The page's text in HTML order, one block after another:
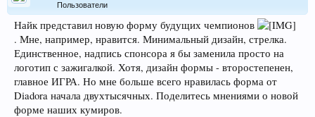
Пользователи
Найк представил новую форму будущих чемпионов
. Мне, например, нравится. Минимальный дизайн, стрелка.
Единственное, надпись спонсора я бы заменила просто на
логотип с зажигалкой. Хотя, дизайн формы - второстепенен,
главное ИГРА. Но мне больше всего нравилась форма от
Diadora начала двухтысячных. Поделитесь мнениями о новой
форме наших кумиров.